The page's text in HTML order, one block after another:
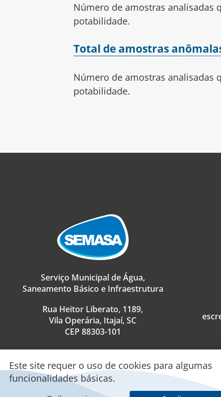
Número de amostras analisadas
potabilidade.
Total de amostras
Número de amostras analisadas
potabilidade.
Serviço Municipal de Água,
Saneamento Básico e Infraestrutura
Rua Heitor Liberato, 1189,
Vila Operária, Itajaí, SC
CEP 88303-101
Este site requer o uso de cookies para algumas
funcionalidades básicas.